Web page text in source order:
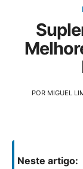
principal
POR MIGUEL
Neste artigo: